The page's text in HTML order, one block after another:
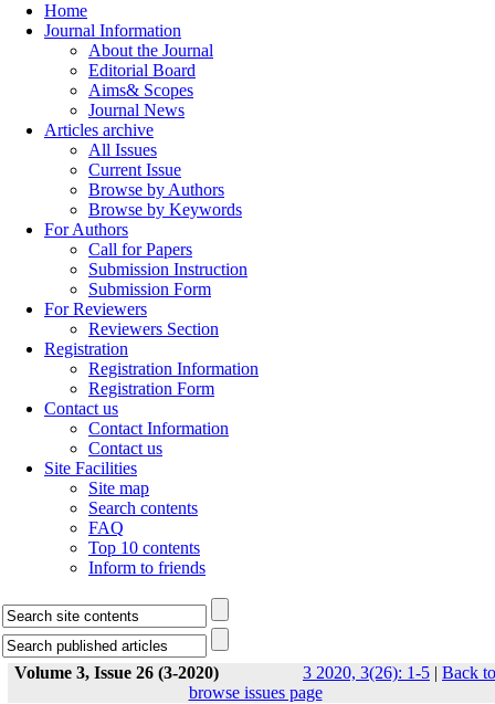
Home
Journal Information
About the Journal
Editorial Board
Aims& Scopes
Journal News
Articles archive
All Issues
Current Issue
Browse by Authors
Browse by Keywords
For Authors
Call for Papers
Submission Instruction
Submission Form
For Reviewers
Reviewers Section
Registration
Registration Information
Registration Form
Contact us
Contact Information
Contact us
Site Facilities
Site map
Search contents
FAQ
Top 10 contents
Inform to friends
Volume 3, Issue 26 (3-2020) 3 2020, 3(26): 1-5 | Back to
browse issues page